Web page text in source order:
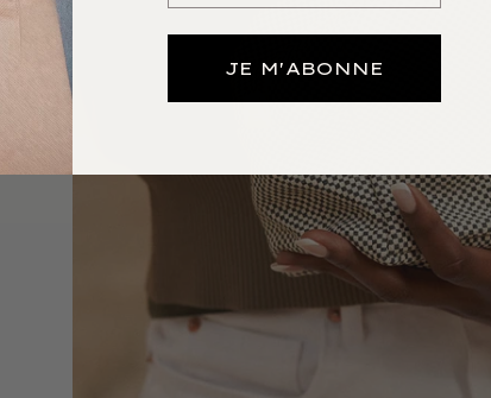
JE M'ABONNE